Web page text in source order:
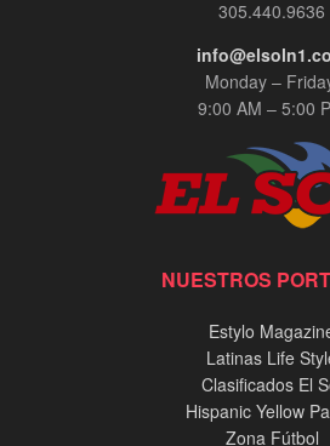
305.440.9636
Monday –
9:00 AM – 5:00
NUESTROS
Estylo
Latinas Life
Clasificados El
Hispanic Yellow
Zona Fútbol